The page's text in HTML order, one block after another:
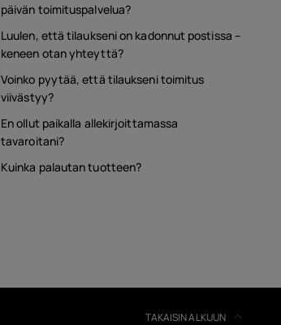
päivän toimituspalvelua?
Luulen, että tilaukseni on kadonnut postissa –
keneen otan yhteyttä?
Voinko pyytää, että tilaukseni toimitus
viivästyy?
En ollut paikalla allekirjoittamassa
tavaroitani?
Kuinka palautan tuotteen?
TAKAISIN ALKUUN